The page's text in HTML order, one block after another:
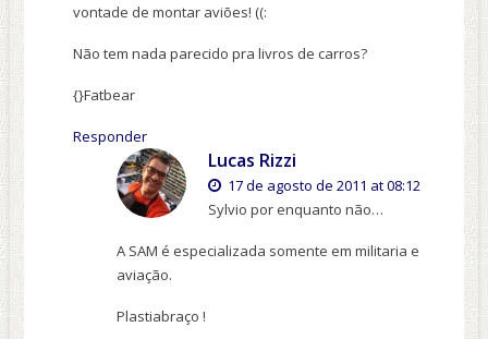
vontade de montar aviões! ((:
Não tem nada parecido pra livros de carros?
{}Fatbear
Responder
Lucas Rizzi
17 de agosto de 2011 at 08:12
Sylvio por enquanto não…
A SAM é especializada somente em militaria e
aviação.
Plastiabraço !